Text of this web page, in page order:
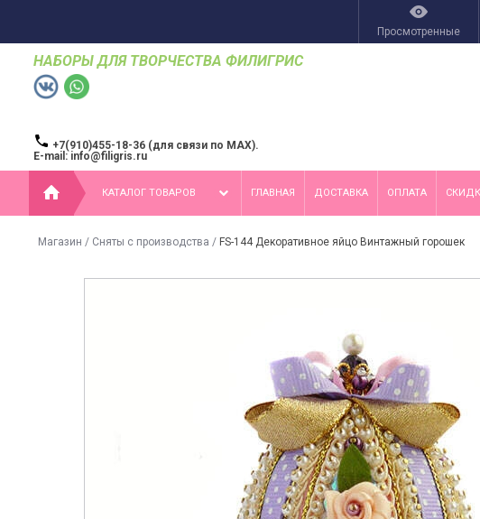
Просмотренные
НАБОРЫ ДЛЯ ТВОРЧЕСТВА ФИЛИГРИС
+7(910)455-18-36 (для связи по MAX).
E-mail: info@filigris.ru
КАТАЛОГ ТОВАРОВ ГЛАВНАЯ ДОСТАВКА ОПЛАТА
Магазин / Сняты с производства / FS-144 Декоративное яйцо Винтажный горошек